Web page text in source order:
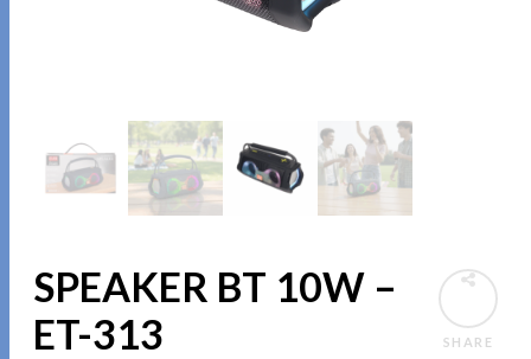
SHARE
SPEAKER BT 10W –
ET-313